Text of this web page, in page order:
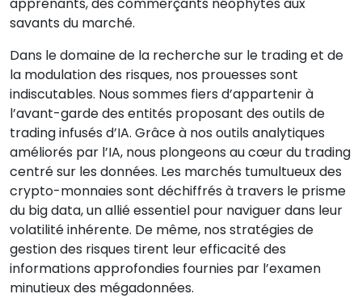
savants du marché.
Dans le domaine de la recherche sur le trading et de
la modulation des risques, nos prouesses sont
indiscutables. Nous sommes fiers d’appartenir à
l’avant-garde des entités proposant des outils de
trading infusés d’IA. Grâce à nos outils analytiques
améliorés par l’IA, nous plongeons au cœur du trading
centré sur les données. Les marchés tumultueux des
crypto-monnaies sont déchiffrés à travers le prisme
du big data, un allié essentiel pour naviguer dans leur
volatilité inhérente. De même, nos stratégies de
gestion des risques tirent leur efficacité des
informations approfondies fournies par l’examen
minutieux des mégadonnées.